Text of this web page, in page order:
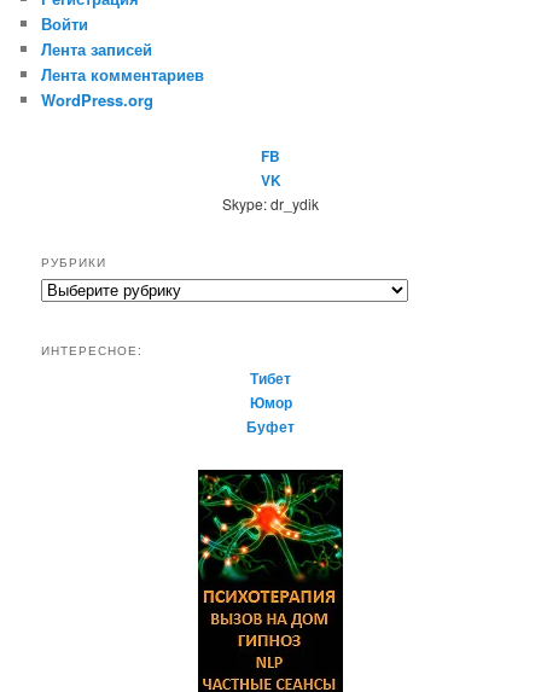
Войти
Лента записей
Лента комментариев
WordPress.org
FB
VK
Skype: dr_ydik
РУБРИКИ
Р
р
ИНТЕРЕСНОЕ:
Тибет
Юмор
Буфет